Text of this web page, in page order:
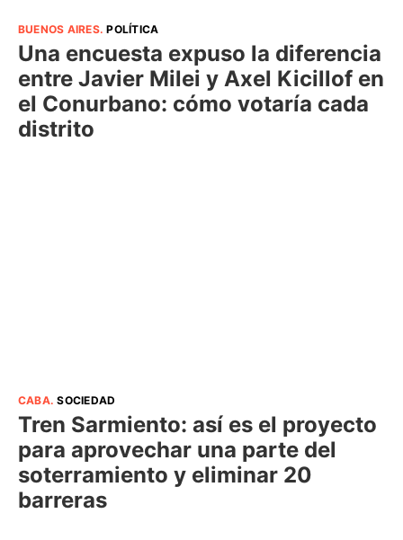
BUENOS AIRES.POLÍTICA
Una encuesta expuso la diferencia
entre Javier Milei y Axel Kicillof en
el Conurbano: cómo votaría cada
distrito
CABA.SOCIEDAD
Tren Sarmiento: así es el proyecto
para aprovechar una parte del
soterramiento y eliminar 20
barreras